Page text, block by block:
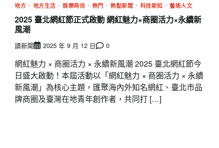
地方 地方生活 娛樂時尚 熱門 熱點新聞 科技新知 藝術人文
2025 臺北網紅節正式啟動 網紅魅力×商圈活力×永續新
風潮
讀新聞 2025 年 9 月 12 日 0
網紅魅力 × 商圈活力 × 永續新風潮 2025 臺北網紅節今
日盛大啟動！本屆活動以「網紅魅力 × 商圈活力 × 永續
新風潮」為核心主題，匯聚海內外知名網紅、臺北市品
牌商圈及臺灣在地青年創作者，共同打 […]